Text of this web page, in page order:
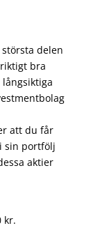
delen
bra
att du får
sin portfölj
aktier
kr.